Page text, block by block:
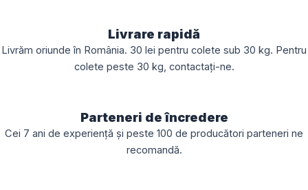
Livrare rapidă
Livrăm oriunde în România. 30 lei pentru colete sub 30 kg. Pentru
colete peste 30 kg, contactați-ne.
Parteneri de încredere
Cei 7 ani de experiență și peste 100 de producători parteneri ne
recomandă.